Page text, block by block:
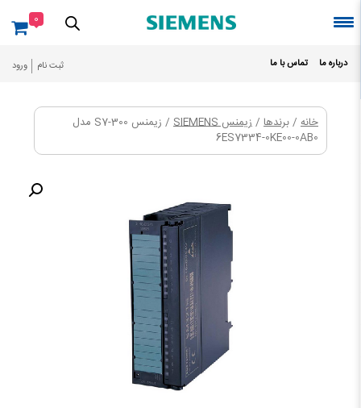
to
درباره ما تماس با ما ثبت نام ورود
0
خانه /برندها /زیمنس SIEMENS
/ زیمنس S7-300 مدل
6ES7334-0KE00-0AB0